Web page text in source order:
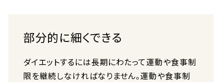
部分的に細くできる
ダイエットするには長期にわたって運動や食事制
限を継続しなければなりません。運動や食事制